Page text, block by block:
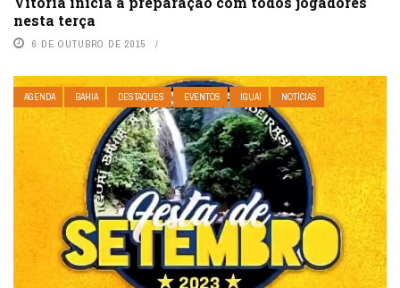
nesta terça
6 DE OUTUBRO DE 2015
AGENDA BAHIA DESTAQUES EVENTOS IGUAÍ NOTÍCIAS